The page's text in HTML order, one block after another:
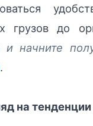
грузов до
и начните
.
на